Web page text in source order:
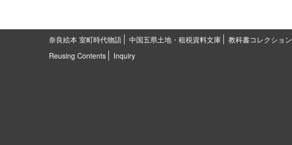
奈良絵本 室町時代物語 中国五県土地・租税資料文庫
教科書コレクション
Reusing Contents
Inquiry